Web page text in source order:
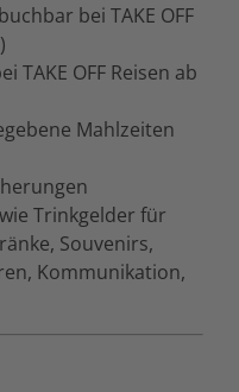
bei TAKE OFF
TAKE OFF Reisen ab
Mahlzeiten
Trinkgelder für
Souvenirs,
Kommunikation,